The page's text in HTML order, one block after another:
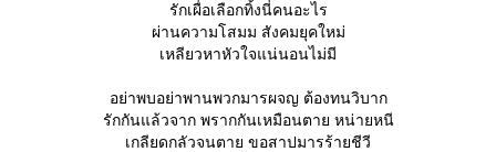
รักเผื่อเลือกทิ้งนี่คนอะไร
ผ่านความโสมม สังคมยุคใหม่
เหลียวหาหัวใจแน่นอนไม่มี
อย่าพบอย่าพานพวกมารผจญ ต้องทนวิบาก
รักกันแล้วจาก พรากกันเหมือนตาย หน่ายหนี
เกลียดกลัวจนตาย ขอสาปมารร้ายชีวี